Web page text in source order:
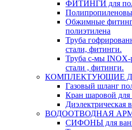
ФИТИНГИ для
Обжимные
полиэтилена
Труба
стали, фитинги.
Труба с-мы INOX-
стали , фитинги.
КОМПЛЕКТУЮЩИЕ
Газовый шланг
Кран шаровой для
Диэлектрическая
ВОДООТВОДНАЯ
СИФОНЫ для